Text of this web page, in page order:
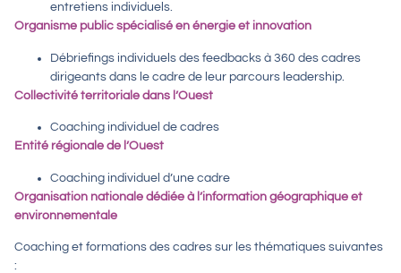
entretiens individuels.
Organisme public spécialisé en énergie et innovation
Débriefings individuels des feedbacks à 360 des cadres
dirigeants dans le cadre de leur parcours leadership.
Collectivité territoriale dans l’Ouest
Coaching individuel de cadres
Entité régionale de l’Ouest
Coaching individuel d’une cadre
Organisation nationale dédiée à l’information géographique et
environnementale
Coaching et formations des cadres sur les thématiques suivantes
: